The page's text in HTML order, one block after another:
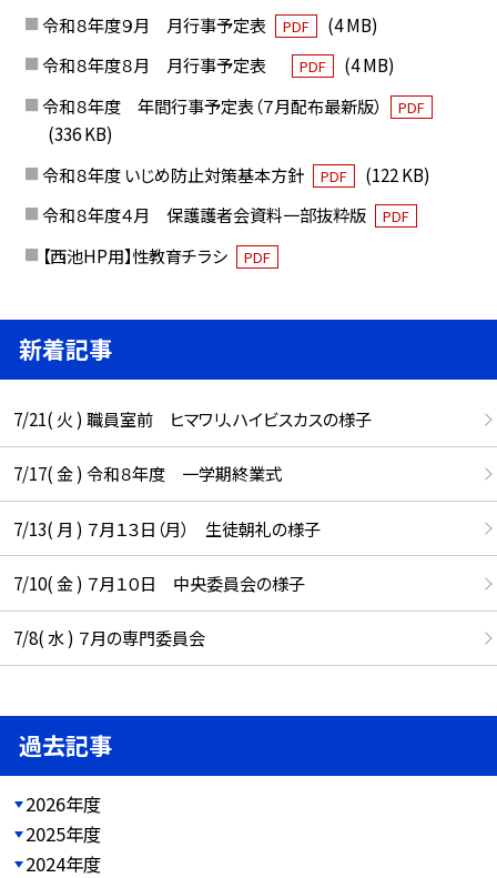
令和８年度９月 月行事予定表
PDF
(4 MB)
令和８年度８月 月行事予定表
PDF
(4 MB)
令和８年度 年間行事予定表（７月配布最新版）
PDF
(336 KB)
令和８年度 いじめ防止対策基本方針
PDF
(122 KB)
令和８年度４月 保護護者会資料一部抜粋版
PDF
【西池HP用】性教育チラシ PDF
新着記事
7/21( 火 ) 職員室前 ヒマワリ、ハイビスカスの様子
7/17( 金 ) 令和８年度 一学期終業式
7/13( 月 ) ７月１３日（月） 生徒朝礼の様子
7/10( 金 ) ７月１０日 中央委員会の様子
7/8( 水 ) ７月の専門委員会
過去記事
2026年度
2025年度
2024年度